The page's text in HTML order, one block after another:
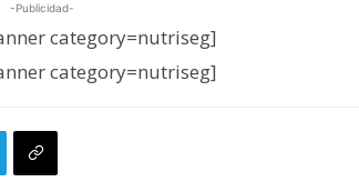
-Publicidad-
category=nutriseg]
category=nutriseg]